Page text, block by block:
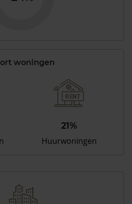
woningen
21%
Huurwoningen